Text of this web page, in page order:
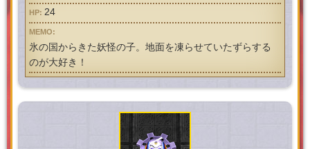
24
氷の国からきた妖怪の子。地面を凍らせていたずらする
のが大好き！